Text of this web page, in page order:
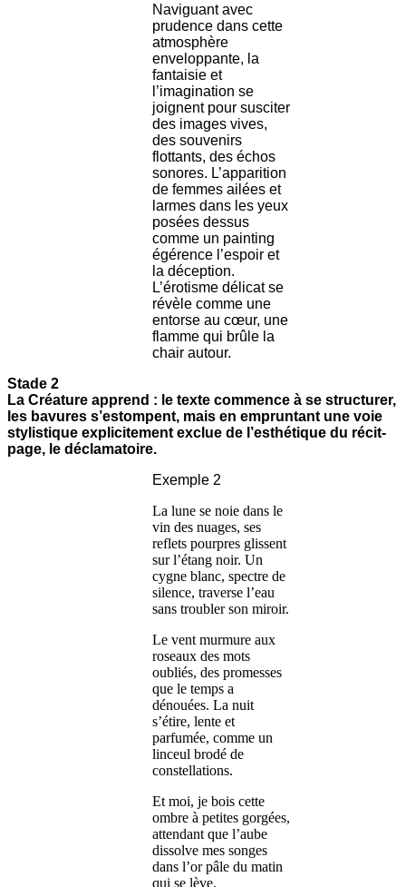
Naviguant avec
prudence dans cette
atmosphère
enveloppante, la
fantaisie et
l’imagination se
joignent pour susciter
des images vives,
des souvenirs
flottants, des échos
sonores. L’apparition
de femmes ailées et
larmes dans les yeux
posées dessus
comme un painting
égérence l’espoir et
la déception.
L’érotisme délicat se
révèle comme une
entorse au cœur, une
flamme qui brûle la
chair autour.
Stade 2
La Créature apprend : le texte commence à se structurer,
les bavures s’estompent, mais en empruntant une voie
stylistique explicitement exclue de l’esthétique du récit-
page, le déclamatoire.
Exemple 2
La lune se noie dans le
vin des nuages, ses
reflets pourpres glissent
sur l’étang noir. Un
cygne blanc, spectre de
silence, traverse l’eau
sans troubler son miroir.
Le vent murmure aux
roseaux des mots
oubliés, des promesses
que le temps a
dénouées. La nuit
s’étire, lente et
parfumée, comme un
linceul brodé de
constellations.
Et moi, je bois cette
ombre à petites gorgées,
attendant que l’aube
dissolve mes songes
dans l’or pâle du matin
qui se lève.